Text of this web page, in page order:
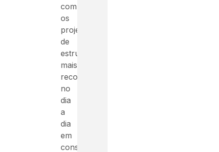
com
os
projetos
de
estruturas
mais
recorrentes
no
dia
a
dia
em
constante